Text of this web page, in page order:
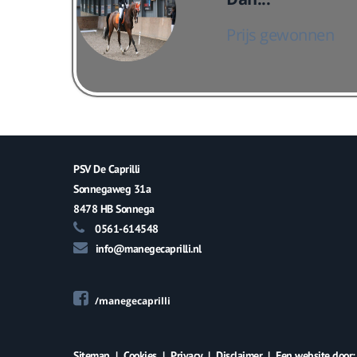
Prijs gewonnen
PSV De Caprilli
Sonnegaweg 31a
8478 HB Sonnega
0561-614548
info@manegecaprilli.nl
/manegecaprilli